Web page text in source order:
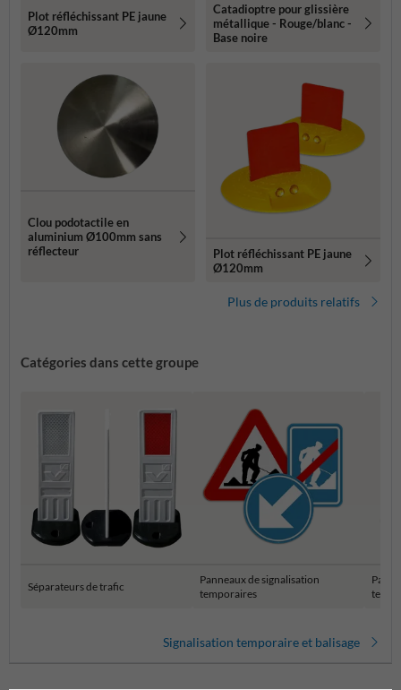
Plot réfléchissant PE jaune
Ø120mm
Catadioptre pour glissière
métallique - Rouge/blanc -
Base noire
Clou podotactile en
aluminium Ø100mm sans
réflecteur
Plot réfléchissant PE jaune
Ø120mm
Plus de produits relatifs
Catégories dans cette groupe
Séparateurs de trafic
Panneaux de signalisation
temporaires
Signalisation temporaire et balisage